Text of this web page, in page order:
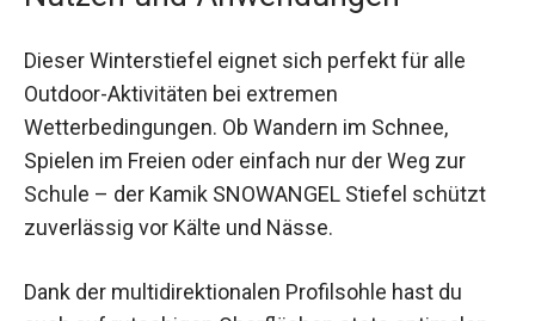
Nutzen und Anwendungen
Dieser Winterstiefel eignet sich perfekt für alle
Outdoor-Aktivitäten bei extremen
Wetterbedingungen. Ob Wandern im Schnee,
Spielen im Freien oder einfach nur der Weg zur
Schule – der Kamik SNOWANGEL Stiefel schützt
zuverlässig vor Kälte und Nässe.
Dank der multidirektionalen Profilsohle hast du